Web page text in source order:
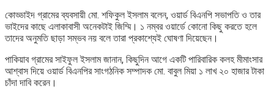
কোড্ডাইদ গ্রামের ব্যবসায়ী মো. শফিকুল ইসলাম বলেন, ওয়ার্ড বিএনপি সভাপতি ও তার
ভাইদের কাছে এলাকাবাসী অনেকটাই জিম্মি। ১ নম্বর ওয়ার্ডে কোনো কিছু করতে হলে
তাদের অনুমতি ছাড়া সম্ভব নয় বলে তারা প্রকাশ্যেই ঘোষণা দিয়েছেন।
পাকিয়াব গ্রামের সাইফুল ইসলাম জানান, কিছুদিন আগে একটি পারিবারিক কলহ মীমাংসার
আশ্বাস দিয়ে ওয়ার্ড বিএনপির সাংগঠনিক সম্পাদক মো. বাবুল মিয়া ১ লাখ ২০ হাজার টাকা
চাঁদা দাবি করেন।